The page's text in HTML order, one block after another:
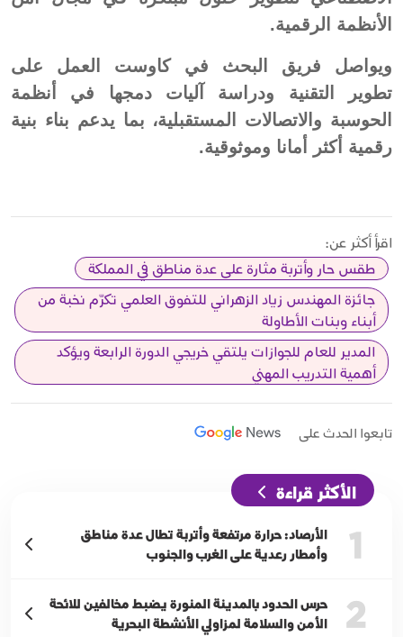
الأنظمة الرقمية.
ويواصل فريق البحث في كاوست العمل على
تطوير التقنية ودراسة آليات دمجها في أنظمة
الحوسبة والاتصالات المستقبلية، بما يدعم بناء بنية
رقمية أكثر أمانا وموثوقية.
اقرأ أكثر عن:
طقس حار وأتربة مثارة على عدة مناطق في المملكة
جائزة المهندس زياد الزهراني للتفوق العلمي تكرّم نخبة من
أبناء وبنات الأطاولة
المدير للعام للجوازات يلتقي خريجي الدورة الرابعة ويؤكد
أهمية التدريب المهني
تابعوا الحدث على
الأكثر قراءة
1
الأرصاد: حرارة مرتفعة وأتربة تطال عدة مناطق
وأمطار رعدية على الغرب والجنوب
2
حرس الحدود بالمدينة المنورة يضبط مخالفين للائحة
الأمن والسلامة لمزاولي الأنشطة البحرية